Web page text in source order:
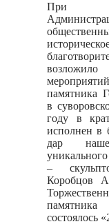
При
памятника
в
году в
исполнен в
дар
–
Коробцов
состоялось